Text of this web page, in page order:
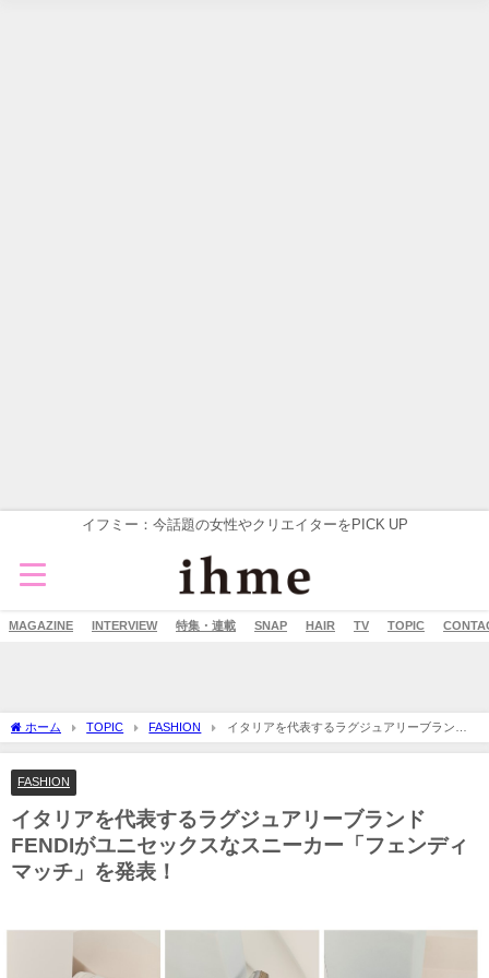
イフミー：今話題の女性やクリエイターをPICK UP
MAGAZINE INTERVIEW 特集・連載 SNAP HAIR TV TOPIC
ホーム TOPIC FASHION
イタリアを代表するラグジュアリーブランド
FENDIがユニセックスなスニーカー「フェンディ マッチ」を発表！
FASHION
イタリアを代表するラグジュアリーブランド
FENDIがユニセックスなスニーカー「フェンディ
マッチ」を発表！